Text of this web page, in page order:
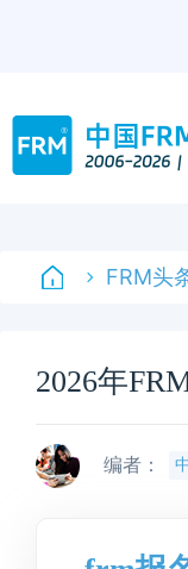
FRM头
2026年
编者：